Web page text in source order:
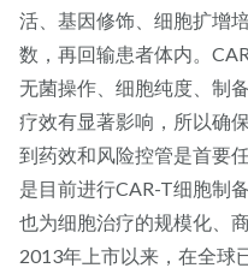
活、基因修饰、细胞扩增
数，再回输患者体内。
无菌操作、细胞纯度、制
疗效有显著影响，所以确
到药效和风险控管是首要
是目前进行CAR-T细胞制
也为细胞治疗的规模化、
2013年上市以来，在全球